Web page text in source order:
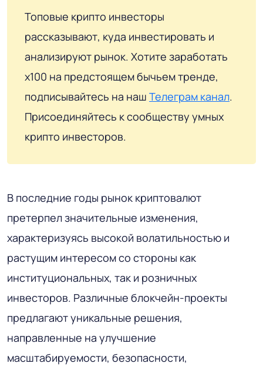
Топовые крипто инвесторы
рассказывают, куда инвестировать и
анализируют рынок. Хотите заработать
x100 на предстоящем бычьем тренде,
подписывайтесь на наш Телеграм канал.
Присоединяйтесь к сообществу умных
крипто инвесторов.
В последние годы рынок криптовалют
претерпел значительные изменения,
характеризуясь высокой волатильностью и
растущим интересом со стороны как
институциональных, так и розничных
инвесторов. Различные блокчейн-проекты
предлагают уникальные решения,
направленные на улучшение
масштабируемости, безопасности,